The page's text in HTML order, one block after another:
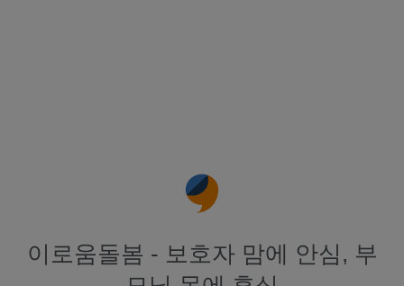
이로움돌봄 - 보호자 맘에 안심, 부